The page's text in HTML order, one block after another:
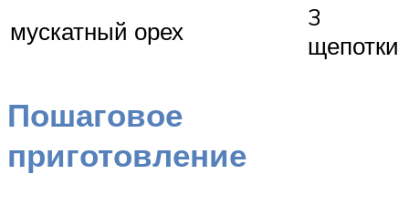
мускатный орех
3
щепотки
Пошаговое
приготовление